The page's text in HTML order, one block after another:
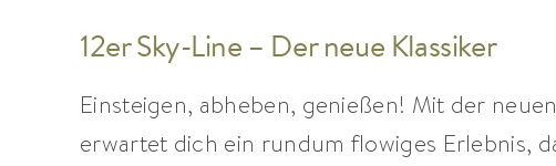
12er Sky-Line – Der neue Klassiker
Einsteigen, abheben, genießen! Mit der neuen
erwartet dich ein rundum flowiges Erlebnis,